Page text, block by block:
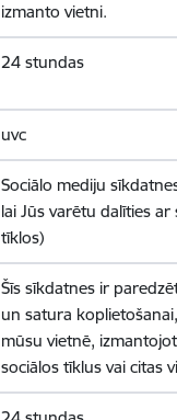
izmanto vietni.
24 stundas
uvc
Sociālo mediju
lai Jūs varētu dalīties
tīklos)
Šīs sīkdatnes ir
un satura
mūsu vietnē,
sociālos tīklus vai citas